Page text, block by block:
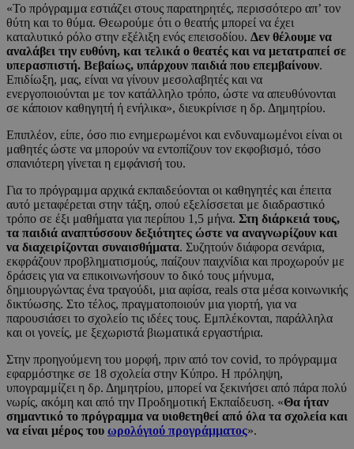
«Το πρόγραμμα εστιάζει στους παρατηρητές, περισσότερο απ’ τον
θύτη και το θύμα. Θεωρούμε ότι ο θεατής μπορεί να έχει
καταλυτικό ρόλο στην εξέλιξη ενός επεισοδίου. Δεν θέλουμε να
αναλάβει την ευθύνη, και τελικά ο θεατές και να μετατραπεί σε
υπερασπιστή. Βεβαίως, υπάρχουν παιδιά που επεμβαίνουν.
Επιδίωξη, μας, είναι να γίνουν μεσολαβητές και να
ενεργοποιούνται με τον κατάλληλο τρόπο, ώστε να απευθύνονται
σε κάποιον καθηγητή ή ενήλικα», διευκρίνισε η δρ. Δημητρίου.
Επιπλέον, είπε, όσο πιο ενημερωμένοι και ενδυναμωμένοι είναι οι
μαθητές ώστε να μπορούν να εντοπίζουν τον εκφοβισμό, τόσο
σπανιότερη γίνεται η εμφάνισή του.
Για το πρόγραμμα αρχικά εκπαιδεύονται οι καθηγητές και έπειτα
αυτό μεταφέρεται στην τάξη, οπού εξελίσσεται με διαδραστικό
τρόπο σε έξι μαθήματα για περίπου 1,5 μήνα. Στη διάρκειά τους,
τα παιδιά αναπτύσσουν δεξιότητες ώστε να αναγνωρίζουν και
να διαχειρίζονται συναισθήματα. Συζητούν διάφορα σενάρια,
εκφράζουν προβληματισμούς, παίζουν παιχνίδια και προχωρούν με
δράσεις για να επικοινωνήσουν το δικό τους μήνυμα,
δημιουργώντας ένα τραγούδι, μια αφίσα, reals στα μέσα κοινωνικής
δικτύωσης. Στο τέλος, πραγματοποιούν μια γιορτή, για να
παρουσιάσει το σχολείο τις ιδέες τους. Εμπλέκονται, παράλληλα
και οι γονείς, με ξεχωριστά βιωματικά εργαστήρια.
Στην προηγούμενη του μορφή, πριν από τον covid, το πρόγραμμα
εφαρμόστηκε σε 18 σχολεία στην Κύπρο. Η πρόληψη,
υπογραμμίζει η δρ. Δημητρίου, μπορεί να ξεκινήσει από πάρα πολύ
νωρίς, ακόμη και από την Προδημοτική Εκπαίδευση. «Θα ήταν
σημαντικό το πρόγραμμα να υιοθετηθεί από όλα τα σχολεία και
να είναι μέρος του ωρολόγιού προγράμματος».